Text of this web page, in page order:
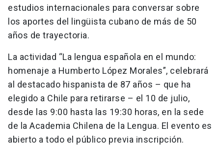
estudios internacionales para conversar sobre
los aportes del lingüista cubano de más de 50
años de trayectoria.
La actividad “La lengua española en el mundo:
homenaje a Humberto López Morales”, celebrará
al destacado hispanista de 87 años – que ha
elegido a Chile para retirarse – el 10 de julio,
desde las 9:00 hasta las 19:30 horas, en la sede
de la Academia Chilena de la Lengua. El evento es
abierto a todo el público previa inscripción.